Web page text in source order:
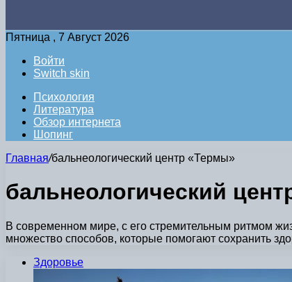
Пятница , 7 Август 2026
Войти
Switch skin
Психология
Литература
Обзор интернета
Шопинг
Главная/бальнеологический центр «Термы»
бальнеологический
В современном мире, с его стремительным ритмом
множество способов, которые помогают сохранить
Здоровье